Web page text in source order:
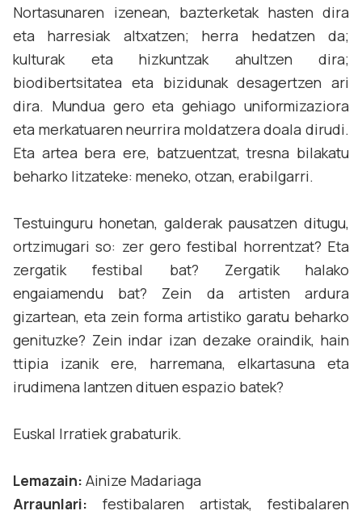
Nortasunaren izenean, bazterketak hasten dira
eta harresiak altxatzen; herra hedatzen da;
kulturak eta hizkuntzak ahultzen dira;
biodibertsitatea eta bizidunak desagertzen ari
dira. Mundua gero eta gehiago uniformizaziora
eta merkatuaren neurrira moldatzera doala dirudi.
Eta artea bera ere, batzuentzat, tresna bilakatu
beharko litzateke: meneko, otzan, erabilgarri.
Testuinguru honetan, galderak pausatzen ditugu,
ortzimugari so: zer gero festibal horrentzat? Eta
zergatik festibal bat? Zergatik halako
engaiamendu bat? Zein da artisten ardura
gizartean, eta zein forma artistiko garatu beharko
genituzke? Zein indar izan dezake oraindik, hain
ttipia izanik ere, harremana, elkartasuna eta
irudimena lantzen dituen espazio batek?
Euskal Irratiek grabaturik.
Lemazain: Ainize Madariaga
Arraunlari: festibalaren artistak, festibalaren